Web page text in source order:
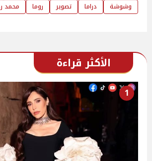
وشوشة
دراما تصوير روما محمد
الأكثر قراءة
1